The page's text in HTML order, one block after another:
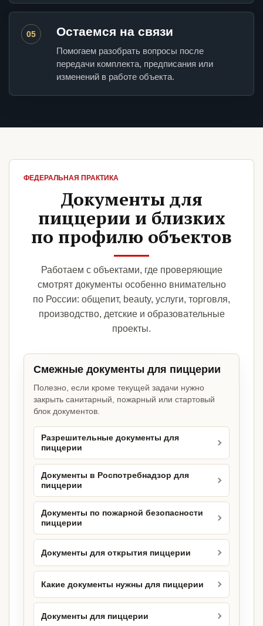
05 Остаемся на связи
Помогаем разобрать вопросы после
передачи комплекта, предписания или
изменений в работе объекта.
ФЕДЕРАЛЬНАЯ ПРАКТИКА
Документы для
пиццерии и близких
по профилю объектов
Работаем с объектами, где проверяющие
смотрят документы особенно внимательно
по России: общепит, beauty, услуги, торговля,
производство, детские и образовательные
проекты.
Смежные документы для пиццерии
Полезно, если кроме текущей задачи нужно
закрыть санитарный, пожарный или стартовый
блок документов.
Разрешительные документы для
пиццерии
Документы в Роспотребнадзор для
пиццерии
Документы по пожарной безопасности
пиццерии
Документы для открытия пиццерии
Какие документы нужны для пиццерии
Документы для пиццерии